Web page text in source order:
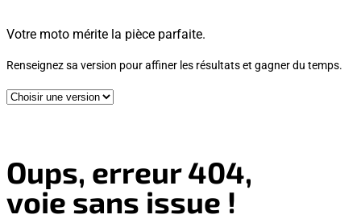
Votre moto mérite la pièce parfaite.
Renseignez sa version pour affiner les résultats et gagner du temps.
Oups, erreur 404,
voie sans issue !